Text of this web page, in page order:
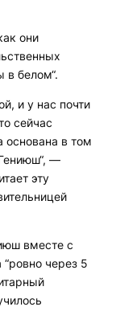
они
в белом“.
и у нас почти
сейчас
основана в том
—
эту
вместе с
через 5